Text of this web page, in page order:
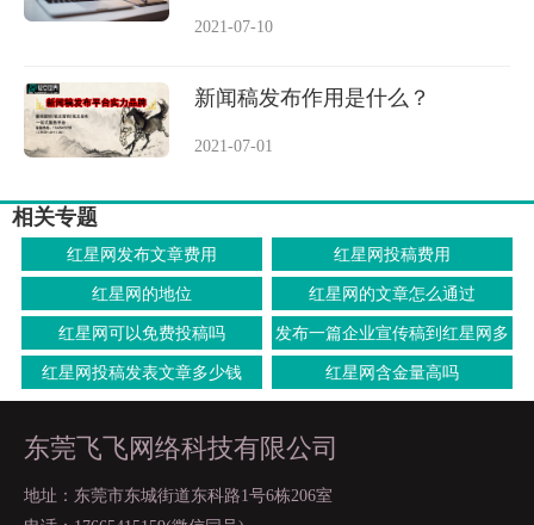
2021-07-10
新闻稿发布作用是什么？
2021-07-01
相关专题
红星网发布文章费用 红星网投稿费用
红星网的地位 红星网的文章怎么通过
红星网可以免费投稿吗
发布一篇企业宣传稿到红星网多
少钱
红星网投稿发表文章多少钱 红星网含金量高吗
东莞飞飞网络科技有限公司
地址：东莞市东城街道东科路1号6栋206室